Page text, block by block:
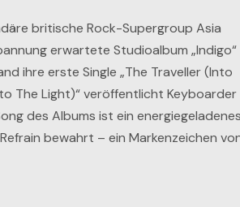
britische Rock-Supergroup Asia
erwartete Studioalbum „Indigo“
ihre erste Single „The Traveller (Into
The Light)“ veröffentlicht Keyboarder
des Albums ist ein
bewahrt – ein Markenzeichen